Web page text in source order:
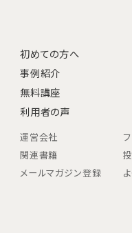
初めての方へ
事例紹介
無料講座
利用者の声
運営会社
関連書籍
メールマガジン登録